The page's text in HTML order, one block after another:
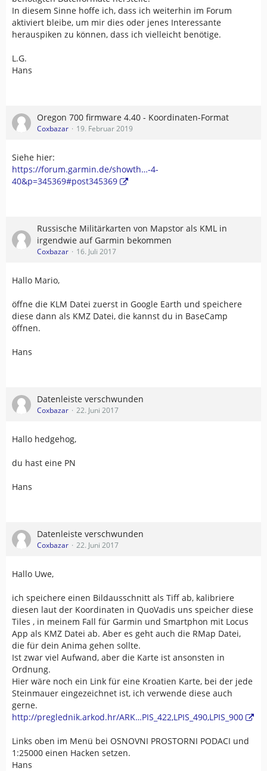
In diesem Sinne hoffe ich, dass ich weiterhin im Forum
aktiviert bleibe, um mir dies oder jenes Interessante
herauspiken zu können, dass ich vielleicht benötige.
L.G.
Hans
Oregon 700 firmware 4.40 - Koordinaten-Format
Coxbazar 19. Februar 2019
Siehe hier:
https://forum.garmin.de/showth…-4-
40&p=345369#post345369
Russische Militärkarten von Mapstor als KML in
irgendwie auf Garmin bekommen
Coxbazar 16. Juli 2017
Hallo Mario,
öffne die KLM Datei zuerst in Google Earth und speichere
diese dann als KMZ Datei, die kannst du in BaseCamp
öffnen.
Hans
Datenleiste verschwunden
Coxbazar 22. Juni 2017
Hallo hedgehog,
du hast eine PN
Hans
Datenleiste verschwunden
Coxbazar 22. Juni 2017
Hallo Uwe,
ich speichere einen Bildausschnitt als Tiff ab, kalibriere
diesen laut der Koordinaten in QuoVadis uns speicher diese
Tiles , in meinem Fall für Garmin und Smartphon mit Locus
App als KMZ Datei ab. Aber es geht auch die RMap Datei,
die für dein Anima gehen sollte.
Ist zwar viel Aufwand, aber die Karte ist ansonsten in
Ordnung.
Hier wäre noch ein Link für eine Kroatien Karte, bei der jede
Steinmauer eingezeichnet ist, ich verwende diese auch
gerne.
http://preglednik.arkod.hr/ARK…PIS_422,LPIS_490,LPIS_900
Links oben im Menü bei OSNOVNI PROSTORNI PODACI und
1:25000 einen Hacken setzen.
Hans